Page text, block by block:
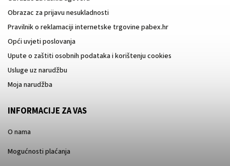
Obrazac za prijavu nesukladnosti
Pravilnik o reklamaciji internetske trgovine pabex.hr
Opći uvjeti poslovanja
Upute o zaštiti osobnih podataka i korištenju cookies
Usluge uz narudžbu
Moja narudžba
INFORMACIJE ZA VAS
O nama
Mogućnosti plaćanja